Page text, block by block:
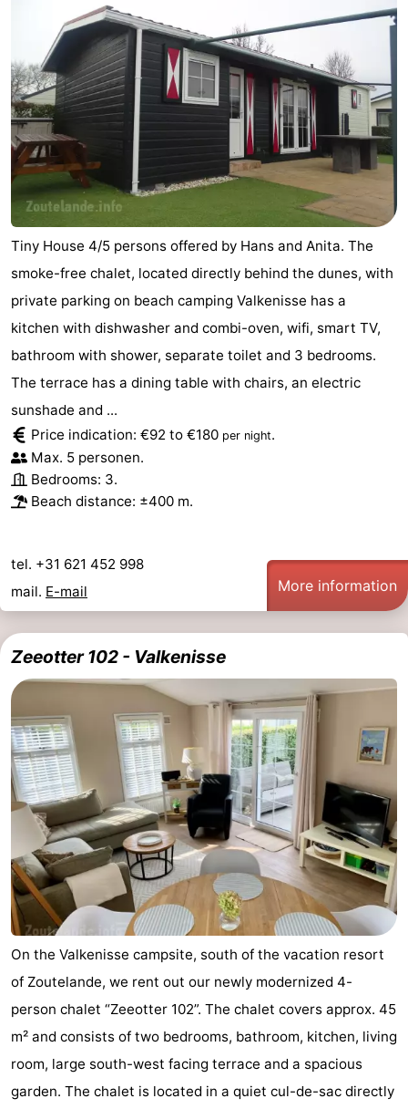
Tiny House 4/5 persons offered by Hans and Anita. The
smoke-free chalet, located directly behind the dunes, with
private parking on beach camping Valkenisse has a
kitchen with dishwasher and combi-oven, wifi, smart TV,
bathroom with shower, separate toilet and 3 bedrooms.
The terrace has a dining table with chairs, an electric
sunshade and ...
Price indication: €92 to €180 per night.
Max. 5 personen.
Bedrooms: 3.
Beach distance: ±400 m.
tel. +31 621 452 998
mail. E-mail More information
Zeeotter 102 - Valkenisse
On the Valkenisse campsite, south of the vacation resort
of Zoutelande, we rent out our newly modernized 4-
person chalet “Zeeotter 102”. The chalet covers approx. 45
m² and consists of two bedrooms, bathroom, kitchen, living
room, large south-west facing terrace and a spacious
garden. The chalet is located in a quiet cul-de-sac directly